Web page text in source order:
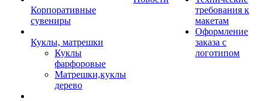
Корпоративные
сувениры
Куклы, матрешки
Куклы
фарфоровые
Матрешки,куклы
дерево
требования к
макетам
Оформление
заказа с
логотипом